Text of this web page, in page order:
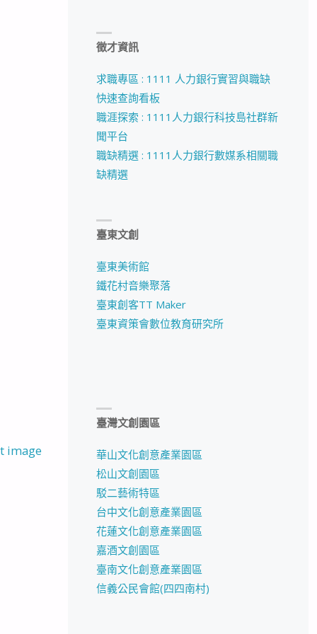
image
徵才資訊
求職專區 : 1111 人力銀行實習與職缺
快速查詢看板
職涯探索 : 1111人力銀行科技島社群新
聞平台
職缺精選 : 1111人力銀行數媒系相關職
缺精選
臺東文創
臺東美術館
鐵花村音樂聚落
臺東創客TT Maker
臺東資策會數位教育研究所
臺灣文創園區
華山文化創意產業園區
松山文創園區
駁二藝術特區
台中文化創意產業園區
花蓮文化創意產業園區
嘉酒文創園區
臺南文化創意產業園區
信義公民會館(四四南村)